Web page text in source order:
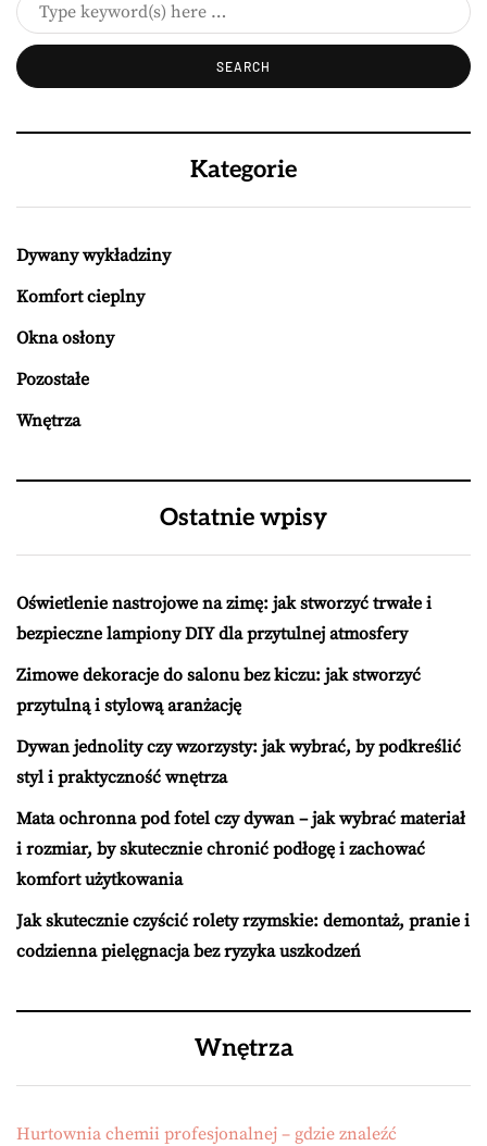
Kategorie
Dywany wykładziny
Komfort cieplny
Okna osłony
Pozostałe
Wnętrza
Ostatnie wpisy
Oświetlenie nastrojowe na zimę: jak stworzyć trwałe i
bezpieczne lampiony DIY dla przytulnej atmosfery
Zimowe dekoracje do salonu bez kiczu: jak stworzyć
przytulną i stylową aranżację
Dywan jednolity czy wzorzysty: jak wybrać, by podkreślić
styl i praktyczność wnętrza
Mata ochronna pod fotel czy dywan – jak wybrać materiał
i rozmiar, by skutecznie chronić podłogę i zachować
komfort użytkowania
Jak skutecznie czyścić rolety rzymskie: demontaż, pranie i
codzienna pielęgnacja bez ryzyka uszkodzeń
Wnętrza
Hurtownia chemii profesjonalnej – gdzie znaleźć